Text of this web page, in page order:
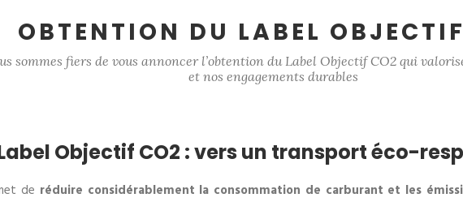
OBTENTION DU LABEL
sommes fiers de vous annoncer l’obtention du Label Objectif CO2 qui
et nos engagements durables
Objectif CO2 : vers un transport éco-
de réduire considérablement la consommation de carburant et les